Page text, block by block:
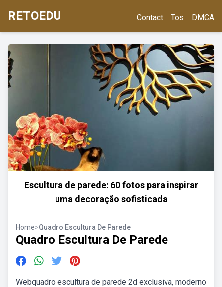
RETOEDU Contact Tos DMCA
Escultura de parede: 60 fotos para inspirar
uma decoração sofisticada
Home>Quadro Escultura De Parede
Quadro Escultura De Parede
Webquadro escultura de parede 2d exclusiva, moderno